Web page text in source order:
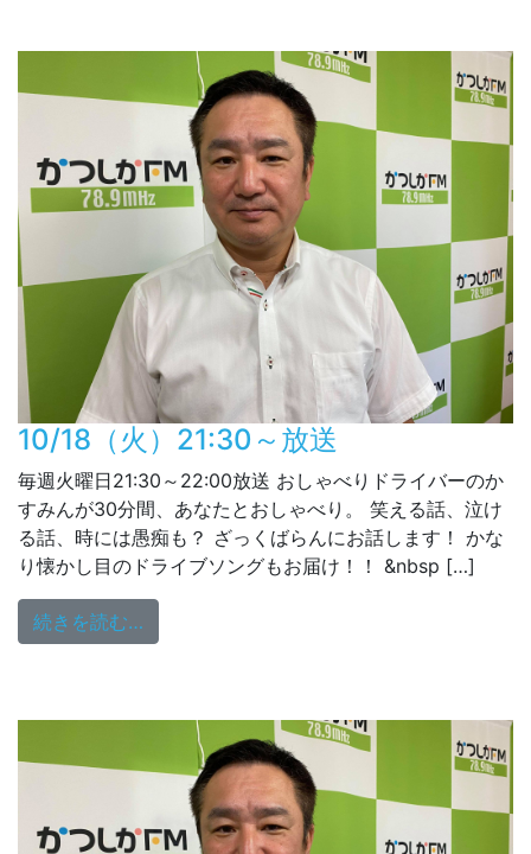
10/18（火）21:30～放送
毎週火曜日21:30～22:00放送 おしゃべりドライバーのか
すみんが30分間、あなたとおしゃべり。 笑える話、泣け
る話、時には愚痴も？ ざっくばらんにお話します！ かな
り懐かし目のドライブソングもお届け！！ &nbsp […]
続きを読む…